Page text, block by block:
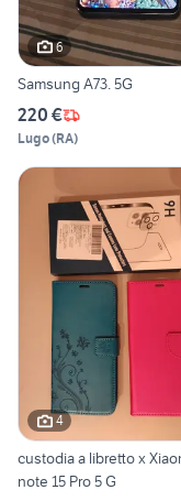
6
Samsung A73. 5G
220 €
Lugo(RA)
4
custodia a libretto x
note 15 Pro 5 G